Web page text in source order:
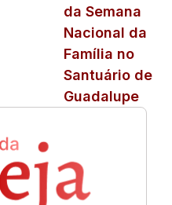
da Semana
Nacional da
Família no
Santuário de
Guadalupe